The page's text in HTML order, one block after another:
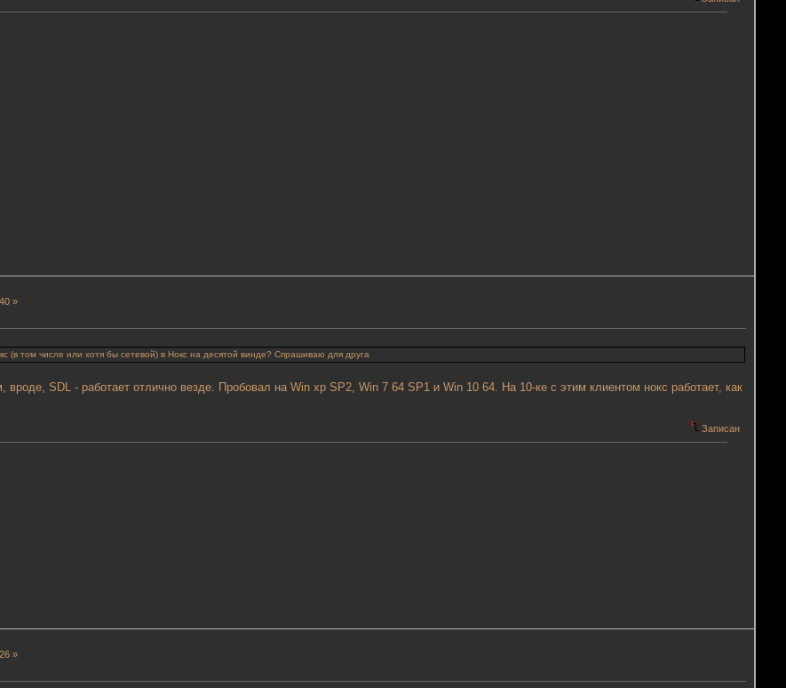
»
(в том числе или хотя бы сетевой) в Нокс на десятой винде? Спрашиваю для друга
вроде, SDL - работает отлично везде. Пробовал на Win xp SP2, Win 7 64 SP1 и Win 10 64. На 10-ке с этим клиентом нокс работает, как
Записан
»